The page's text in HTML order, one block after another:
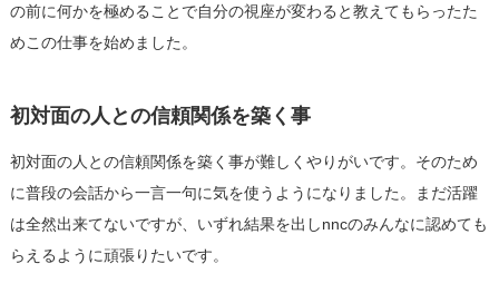
の前に何かを極めることで自分の視座が変わると教えてもらったた
めこの仕事を始めました。
初対面の人との信頼関係を築く事
初対面の人との信頼関係を築く事が難しくやりがいです。そのため
に普段の会話から一言一句に気を使うようになりました。まだ活躍
は全然出来てないですが、いずれ結果を出しnncのみんなに認めても
らえるように頑張りたいです。